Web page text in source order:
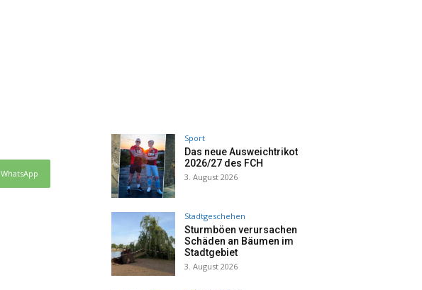
WhatsApp
Sport
Das neue Ausweichtrikot
2026/27 des FCH
3. August 2026
Stadtgeschehen
Sturmböen verursachen
Schäden an Bäumen im
Stadtgebiet
3. August 2026